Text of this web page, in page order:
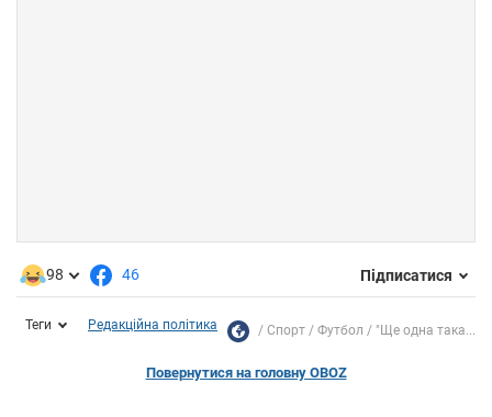
98 46 Підписатися
Теги Редакційна політика Спорт Футбол "Ще одна така...
Повернутися на головну OBOZ